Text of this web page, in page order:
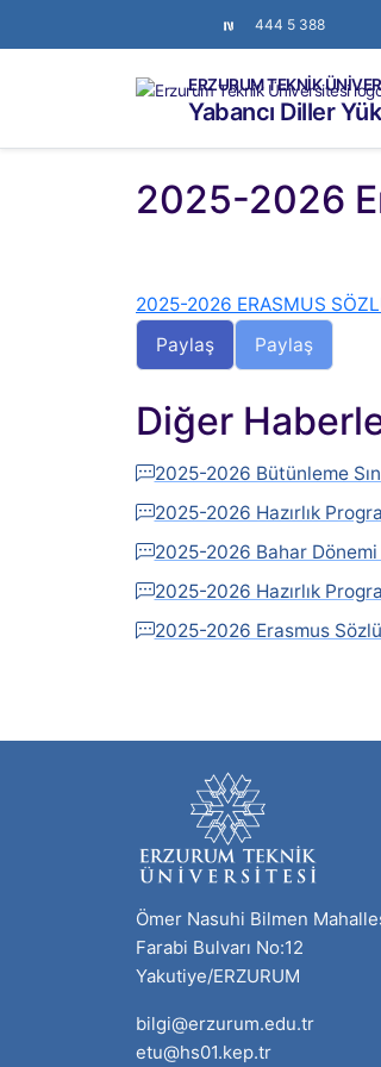
444 5 388
ERZURUM TEKNİK
Yabancı Diller
2025-2026
2025-2026 ERASMUS
Paylaş
Paylaş
Diğer
2025-2026 Bütünleme
2025-2026 Hazırlık
2025-2026 Bahar Dönemi
2025-2026 Hazırlık
2025-2026 Erasmus
Ömer Nasuhi Bilmen
Farabi Bulvarı No:12
Yakutiye/ERZURUM
bilgi@erzurum.edu.tr
etu@hs01.kep.tr